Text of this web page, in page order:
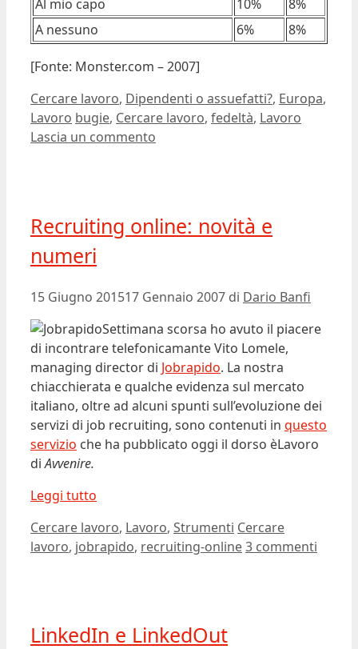
Al mio capo 10%
8%
A nessuno
6% 8%
[Fonte: Monster.com – 2007]
Categorie
Cercare lavoro, Dipendenti o assuefatti?, Europa,
Lavoro Tag
bugie, Cercare lavoro, fedeltà, Lavoro
Lascia un commento
Recruiting online: novità e
numeri
15 Giugno 201517 Gennaio 2007 di Dario Banfi
Settimana scorsa ho avuto il piacere
di incontrare telefonicamante Vito Lomele,
managing director di Jobrapido. La nostra
chiacchierata e qualche evidenza sul mercato
italiano, oltre ad alcuni spunti sull’evoluzione dei
servizi di job recruiting, sono contenuti in questo
servizio che ha pubblicato oggi il dorso èLavoro
diAvvenire.
Leggi tutto
Categorie
Cercare lavoro, Lavoro, Strumenti Tag
Cercare
lavoro, jobrapido, recruiting-online3 commenti
LinkedIn e LinkedOut